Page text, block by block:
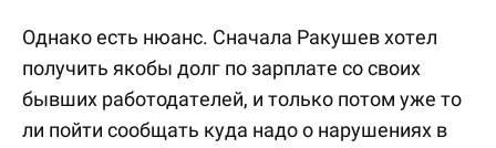
Однако есть нюанс. Сначала Ракушев хотел
получить якобы долг по зарплате со своих
бывших работодателей, и только потом уже то
ли пойти сообщать куда надо о нарушениях в